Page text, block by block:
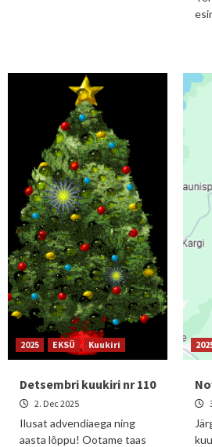
2025 EKSÜ Kuukiri
Detsembri kuukiri nr 110
2. Dec 2025
Ilusat advendiaega ning
aasta lõppu! Ootame taas